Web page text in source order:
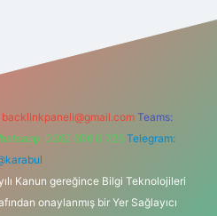
backlinkpaneli@gmail.com Teams:
0262 606 0 726 Telegram:
Kanun gereğince Bilgi Teknolojileri
onaylanmış bir Yer Sağlayıcı